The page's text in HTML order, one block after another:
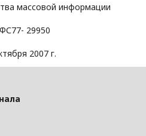
массовой информации
29950
2007 г.